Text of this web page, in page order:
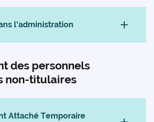
l’administration
des personnels
non-titulaires
Attaché Temporaire